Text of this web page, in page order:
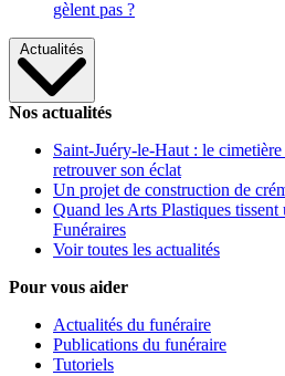
gèlent pas ?
Actualités
Nos actualités
Saint-Juéry-le-Haut : le
retrouver son éclat
Un projet de construction de
Quand les Arts Plastiques
Funéraires
Voir toutes les actualités
Pour vous aider
Actualités du funéraire
Publications du funéraire
Tutoriels